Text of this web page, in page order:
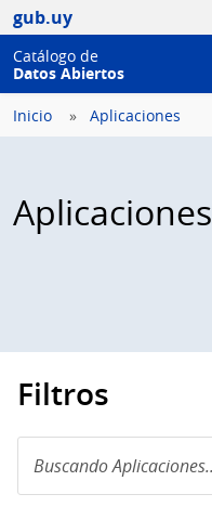
gub.uy
Catálogo de
Datos Abiertos
Inicio Aplicaciones
Aplicaciones
Filtros
Aplicaciones...